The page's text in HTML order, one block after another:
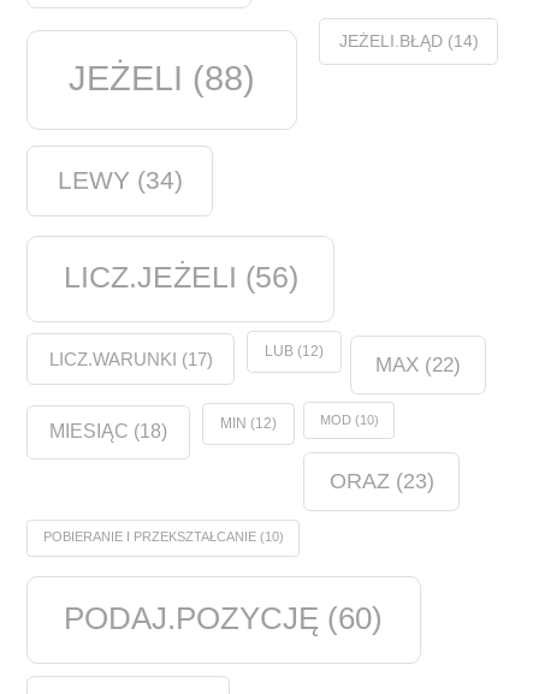
JEŻELI (88)
JEŻELI.BŁĄD(14)
LEWY (34)
LICZ.JEŻELI (56)
LICZ.WARUNKI (17) LUB(12)
MAX(22)
MIESIĄC (18) MIN (12) MOD(10)
ORAZ (23)
POBIERANIE I PRZEKSZTAŁCANIE(10)
PODAJ.POZYCJĘ (60)